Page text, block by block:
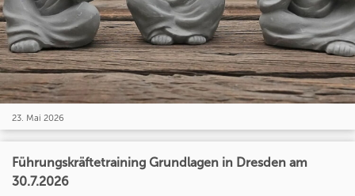
23. Mai 2026
Führungskräftetraining Grundlagen in Dresden am
30.7.2026